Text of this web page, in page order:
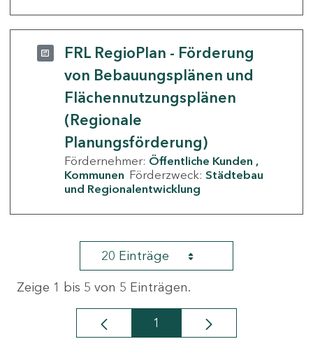
FRL RegioPlan - Förderung
von Bebauungsplänen und
Flächennutzungsplänen
(Regionale
Planungsförderung)
Fördernehmer: Öffentliche Kunden
Kommunen Förderzweck: Städtebau
und Regionalentwicklung
20 Einträge
Zeige 1 bis 5 von 5 Einträgen.
Seite
1